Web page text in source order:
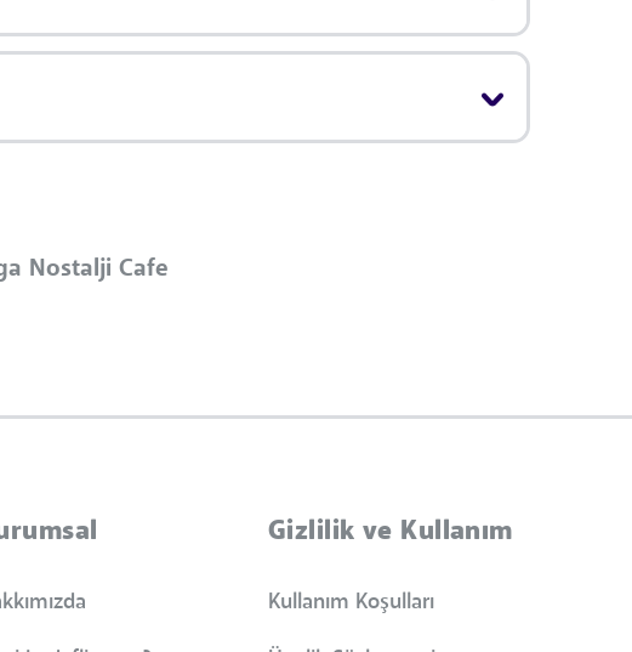
Nostalji Cafe
Gizlilik ve Kullanım
Kullanım Koşulları